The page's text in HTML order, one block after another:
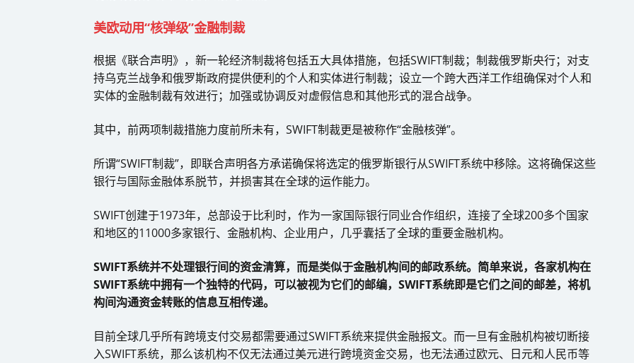
美欧动用“核弹级”金融制裁
根据《联合声明》，新一轮经济制裁将包括五大具体措施，包括SWIFT制裁；制裁俄罗斯央行；对支
持乌克兰战争和俄罗斯政府提供便利的个人和实体进行制裁；设立一个跨大西洋工作组确保对个人和
实体的金融制裁有效进行；加强或协调反对虚假信息和其他形式的混合战争。
其中，前两项制裁措施力度前所未有，SWIFT制裁更是被称作“金融核弹”。
所谓“SWIFT制裁”，即联合声明各方承诺确保将选定的俄罗斯银行从SWIFT系统中移除。这将确保这些
银行与国际金融体系脱节，并损害其在全球的运作能力。
SWIFT创建于1973年，总部设于比利时，作为一家国际银行同业合作组织，连接了全球200多个国家
和地区的11000多家银行、金融机构、企业用户，几乎囊括了全球的重要金融机构。
SWIFT系统并不处理银行间的资金清算，而是类似于金融机构间的邮政系统。简单来说，各家机构在
SWIFT系统中拥有一个独特的代码，可以被视为它们的邮编，SWIFT系统即是它们之间的邮差，将机
构间沟通资金转账的信息互相传递。
目前全球几乎所有跨境支付交易都需要通过SWIFT系统来提供金融报文。而一旦有金融机构被切断接
入SWIFT系统，那么该机构不仅无法通过美元进行跨境资金交易，也无法通过欧元、日元和人民币等